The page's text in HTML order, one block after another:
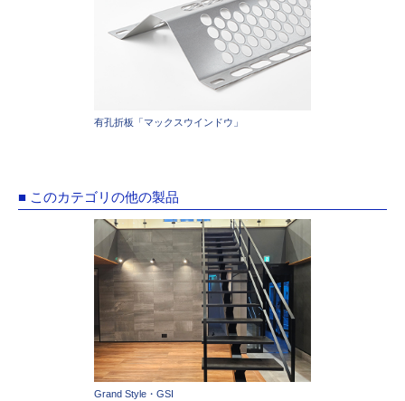
有孔折板「マックスウインドウ」
■ このカテゴリの他の製品
Grand Style・GSI